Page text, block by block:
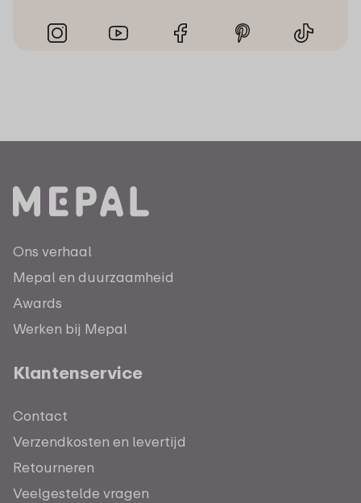
Ons verhaal
Mepal en duurzaamheid
Awards
Werken bij Mepal
Klantenservice
Contact
Verzendkosten en levertijd
Retourneren
Veelgestelde vragen